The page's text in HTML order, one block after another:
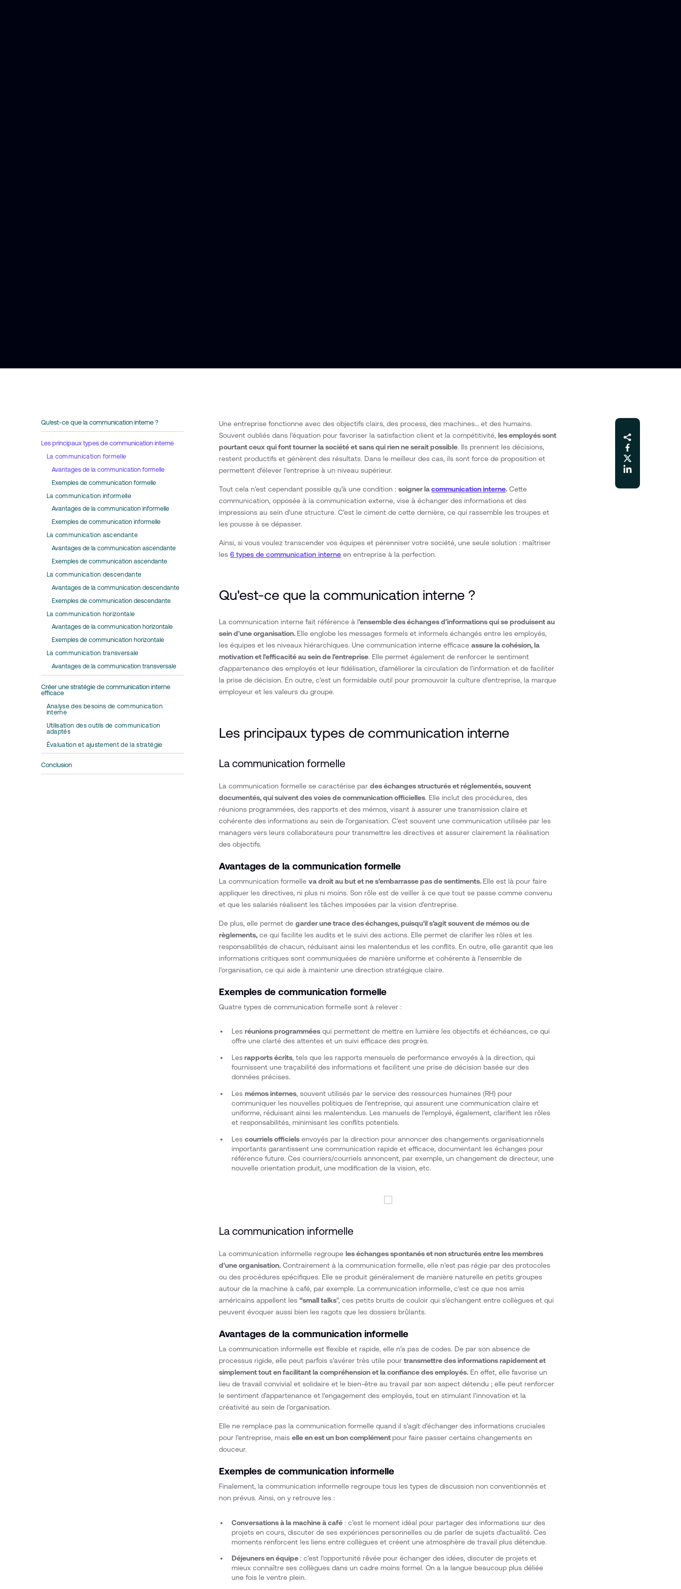
Qu'est-ce que la communication interne ?
Les principaux types de communication interne
La communication formelle
Avantages de la communication formelle
Exemples de communication formelle
La communication informelle
Avantages de la communication informelle‍
Exemples de communication informelle
La communication ascendante
Avantages de la communication ascendante
Exemples de communication ascendante
La communication descendante
Avantages de la communication descendante
Exemples de communication descendante
La communication horizontale
Avantages de la communication horizontale
Exemples de communication horizontale
La communication transversale
Avantages de la communication transversale
Créer une stratégie de communication interne
efficace
Analyse des besoins de communication
interne
Utilisation des outils de communication
adaptés
Évaluation et ajustement de la stratégie
Conclusion
Une entreprise fonctionne avec des objectifs clairs, des process, des machines… et des humains.
Souvent oubliés dans l’équation pour favoriser la satisfaction client et la compétitivité,les employés sont
pourtant ceux qui font tourner la société et sans qui rien ne serait possible. Ils prennent les décisions,
restent productifs et génèrent des résultats. Dans le meilleur des cas, ils sont force de proposition et
permettent d’élever l’entreprise à un niveau supérieur.
Tout cela n’est cependant possible qu’à une condition :soigner lacommunication interne. Cette
communication, opposée à la communication externe, vise à échanger des informations et des
impressions au sein d’une structure. C’est le ciment de cette dernière, ce qui rassemble les troupes et
les pousse à se dépasser.
Ainsi, si vous voulez transcender vos équipes et pérenniser votre société, une seule solution : maîtriser
les6 types de communication interne en entreprise à la perfection.
Qu'est-ce que la communication interne ?
La communication interne fait référence à l'ensemble des échanges d'informations qui se produisent au
sein d'une organisation. Elle englobe les messages formels et informels échangés entre les employés,
les équipes et les niveaux hiérarchiques. Une communication interne efficaceassure la cohésion, la
motivation et l'efficacité au sein de l'entreprise. Elle permet également de renforcer le sentiment
d'appartenance des employés et leur fidélisation, d'améliorer la circulation de l'information et de faciliter
la prise de décision. En outre, c’est un formidable outil pour promouvoir la culture d’entreprise, la marque
employeur et les valeurs du groupe.
Les principaux types de communication interne
La communication formelle
La communication formelle se caractérise pardes échanges structurés et réglementés, souvent
documentés, qui suivent des voies de communication officielles. Elle inclut des procédures, des
réunions programmées, des rapports et des mémos, visant à assurer une transmission claire et
cohérente des informations au sein de l'organisation. C’est souvent une communication utilisée par les
managers vers leurs collaborateurs pour transmettre les directives et assurer clairement la réalisation
des objectifs.
Avantages de la communication formelle
La communication formelleva droit au but et ne s’embarrasse pas de sentiments. Elle est là pour faire
appliquer les directives, ni plus ni moins. Son rôle est de veiller à ce que tout se passe comme convenu
et que les salariés réalisent les tâches imposées par la vision d’entreprise.
De plus, elle permet degarder une trace des échanges, puisqu’il s’agit souvent de mémos ou de
règlements, ce qui facilite les audits et le suivi des actions. Elle permet de clarifier les rôles et les
responsabilités de chacun, réduisant ainsi les malentendus et les conflits. En outre, elle garantit que les
informations critiques sont communiquées de manière uniforme et cohérente à l'ensemble de
l'organisation, ce qui aide à maintenir une direction stratégique claire.
Exemples de communication formelle
Quatre types de communication formelle sont à relever :
Les réunions programméesqui permettent de mettre en lumière les objectifs et échéances, ce qui
offre une clarté des attentes et un suivi efficace des progrès.
Lesrapports écrits, tels que les rapports mensuels de performance envoyés à la direction, qui
fournissent une traçabilité des informations et facilitent une prise de décision basée sur des
données précises.
Les mémos internes, souvent utilisés par le service des ressources humaines (RH) pour
communiquer les nouvelles politiques de l'entreprise, qui assurent une communication claire et
uniforme, réduisant ainsi les malentendus. Les manuels de l'employé, également, clarifient les rôles
et responsabilités, minimisant les conflits potentiels.
Les courriels officielsenvoyés par la direction pour annoncer des changements organisationnels
importants garantissent une communication rapide et efficace, documentant les échanges pour
référence future. Ces courriers/courriels annoncent, par exemple, un changement de directeur, une
nouvelle orientation produit, une modification de la vision, etc.
La communication informelle
La communication informelle regroupeles échanges spontanés et non structurés entre les membres
d'une organisation. Contrairement à la communication formelle, elle n'est pas régie par des protocoles
ou des procédures spécifiques. Elle se produit généralement de manière naturelle en petits groupes
autour de la machine à café, par exemple. La communication informelle, c’est ce que nos amis
américains appellent les“small talks”, ces petits bruits de couloir qui s’échangent entre collègues et qui
peuvent évoquer aussi bien les ragots que les dossiers brûlants.
Avantages de la communication informelle
La communication informelle est flexible et rapide, elle n’a pas de codes. De par son absence de
processus rigide, elle peut parfois s’avérer très utile pourtransmettre des informations rapidement et
simplement tout en facilitant la compréhension et la confiance des employés. En effet, elle favorise un
lieu de travail convivial et solidaire et le bien-être au travail par son aspect détendu ; elle peut renforcer
le sentiment d'appartenance et l'engagement des employés, tout en stimulant l'innovation et la
créativité au sein de l'organisation.
Elle ne remplace pas la communication formelle quand il s’agit d’échanger des informations cruciales
pour l’entreprise, maiselle en est un bon complémentpour faire passer certains changements en
douceur.
Exemples de communication informelle
Finalement, la communication informelle regroupe tous les types de discussion non conventionnés et
non prévus. Ainsi, on y retrouve les :
Conversations à la machine à café: c’est le moment idéal pour partager des informations sur des
projets en cours, discuter de ses expériences personnelles ou de parler de sujets d'actualité. Ces
moments renforcent les liens entre collègues et créent une atmosphère de travail plus détendue.
Déjeuners en équipe: c’est l’opportunité rêvée pour échanger des idées, discuter de projets et
mieux connaître ses collègues dans un cadre moins formel. On a la langue beaucoup plus déliée
une fois le ventre plein.